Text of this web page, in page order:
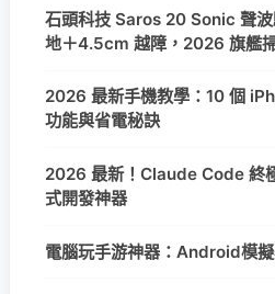
石頭科技 Saros 20 Sonic 聲
地＋4.5cm 越障，2026 旗艦
2026 最新手機教學：10 個
功能與省電秘訣
2026 最新！Claude Code 終
式開發神器
電腦玩手游神器：Android模